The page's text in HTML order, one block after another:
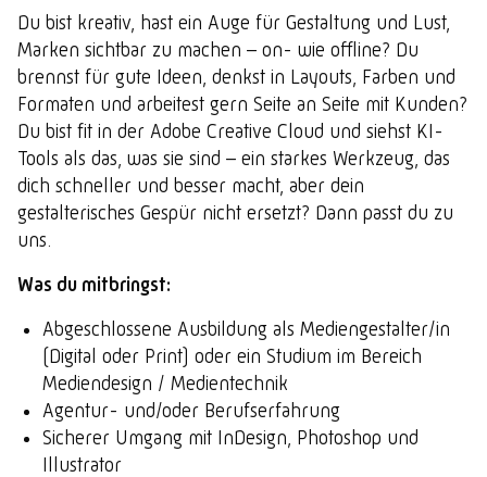
Du bist kreativ, hast ein Auge für Gestaltung und Lust,
Marken sichtbar zu machen – on- wie offline? Du
brennst für gute Ideen, denkst in Layouts, Farben und
Formaten und arbeitest gern Seite an Seite mit Kunden?
Du bist fit in der Adobe Creative Cloud und siehst KI-
Tools als das, was sie sind – ein starkes Werkzeug, das
dich schneller und besser macht, aber dein
gestalterisches Gespür nicht ersetzt? Dann passt du zu
uns.
Was du mitbringst:
Abgeschlossene Ausbildung als Mediengestalter/in
(Digital oder Print) oder ein Studium im Bereich
Mediendesign / Medientechnik
Agentur- und/oder Berufserfahrung
Sicherer Umgang mit InDesign, Photoshop und
Illustrator